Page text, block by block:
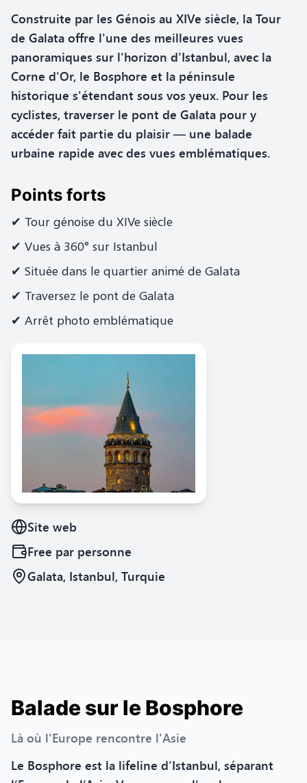
Construite par les Génois au XIVe siècle, la Tour
de Galata offre l'une des meilleures vues
panoramiques sur l'horizon d'Istanbul, avec la
Corne d'Or, le Bosphore et la péninsule
historique s'étendant sous vos yeux. Pour les
cyclistes, traverser le pont de Galata pour y
accéder fait partie du plaisir — une balade
urbaine rapide avec des vues emblématiques.
Points forts
✔ Tour génoise du XIVe siècle
✔ Vues à 360° sur Istanbul
✔ Située dans le quartier animé de Galata
✔ Traversez le pont de Galata
✔ Arrêt photo emblématique
Site web
Free par personne
Galata, Istanbul, Turquie
Balade sur le Bosphore
Là où l'Europe rencontre l'Asie
Le Bosphore est la lifeline d’Istanbul, séparant